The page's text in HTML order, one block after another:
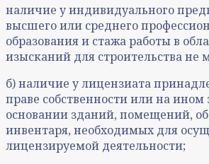
наличие у индивидуального
высшего или среднего
образования и стажа работы в
изысканий для строительства не
б) наличие у лицензиата
праве собственности или на ином
основании зданий, помещений,
инвентаря, необходимых для
лицензируемой деятельности;